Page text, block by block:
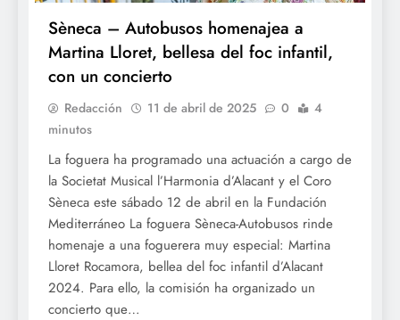
Sèneca – Autobusos homenajea a
Martina Lloret, bellesa del foc infantil,
con un concierto
Redacción 11 de abril de 2025 0
4
minutos
La foguera ha programado una actuación a cargo de
la Societat Musical l’Harmonia d’Alacant y el Coro
Sèneca este sábado 12 de abril en la Fundación
Mediterráneo La foguera Sèneca-Autobusos rinde
homenaje a una foguerera muy especial: Martina
Lloret Rocamora, bellea del foc infantil d’Alacant
2024. Para ello, la comisión ha organizado un
concierto que…